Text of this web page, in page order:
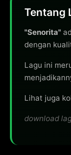
Tentang
"Senorita"
dengan
Lagu ini
Lihat juga
download